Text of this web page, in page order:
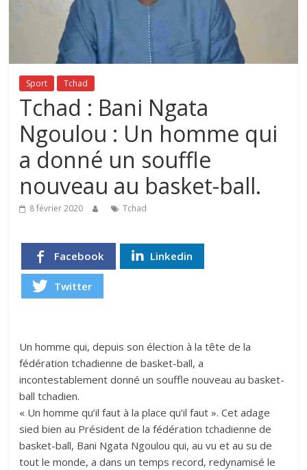
Sport Tchad
Tchad : Bani Ngata
Ngoulou : Un homme qui
a donné un souffle
nouveau au basket-ball.
8 février 2020 Tchad
Facebook Linkedin
Twitter
Un homme qui, depuis son élection à la tête de la
fédération tchadienne de basket-ball, a
incontestablement donné un souffle nouveau au basket-
ball tchadien.
« Un homme qu’il faut à la place qu’il faut ». Cet adage
sied bien au Président de la fédération tchadienne de
basket-ball, Bani Ngata Ngoulou qui, au vu et au su de
tout le monde, a dans un temps record, redynamisé le